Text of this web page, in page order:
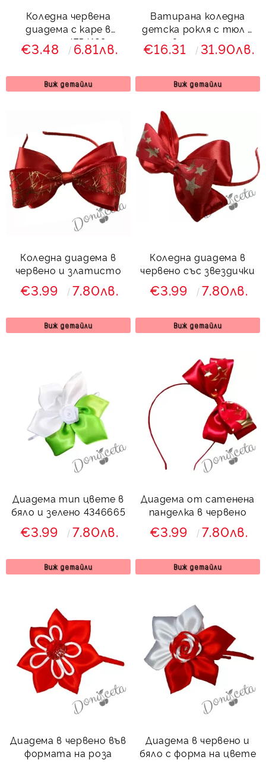
Коледна червена
диадема с каре в
зелено 4754128
€3.48 6.81лв.
Виж детайли
Ватирана коледна
детска рокля с тюл в
червено с еленче
€16.31 31.90лв.
Виж детайли
Коледна диадема в
червено и златисто
€3.99 7.80лв.
Виж детайли
Коледна диадема в
червено със звездички
€3.99 7.80лв.
Виж детайли
Диадема тип цвете в
бяло и зелено 4346665
€3.99 7.80лв.
Виж детайли
Диадема от сатенена
панделка в червено
€3.99 7.80лв.
Виж детайли
Диадема в червено във
формата на роза
Диадема в червено и
бяло с форма на цвете